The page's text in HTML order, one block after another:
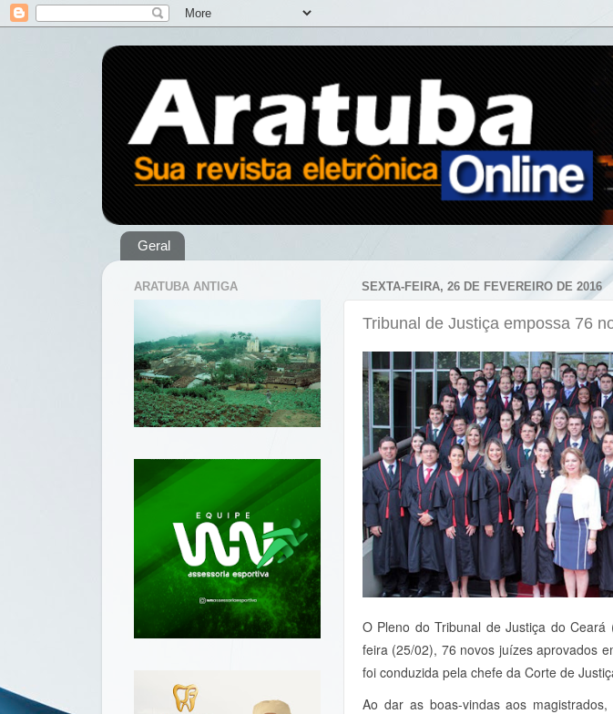
Geral
SEXTA-FEIRA, 26 DE FEVEREIRO DE 2016
Tribunal de Justiça empossa 76
O Pleno do Tribunal de Justiça do
feira (25/02), 76 novos juízes aprovados
foi conduzida pela chefe da Corte de
Ao dar as boas-vindas aos
ARATUBA ANTIGA